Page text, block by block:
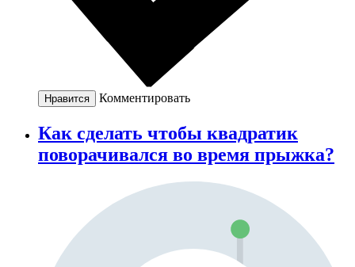
Нравится Комментировать
Как сделать чтобы квадратик
поворачивался во время прыжка?